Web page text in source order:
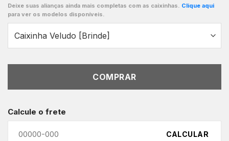
Deixe suas alianças ainda mais completas com as caixinhas. Clique aqui
para ver os modelos disponíveis.
COMPRAR
Calcule o frete
CALCULAR